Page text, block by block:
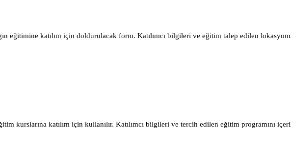
eğitimine katılım için doldurulacak form. Katılımcı bilgileri ve eğitim talep edilen
kurslarına katılım için kullanılır. Katılımcı bilgileri ve tercih edilen eğitim programını